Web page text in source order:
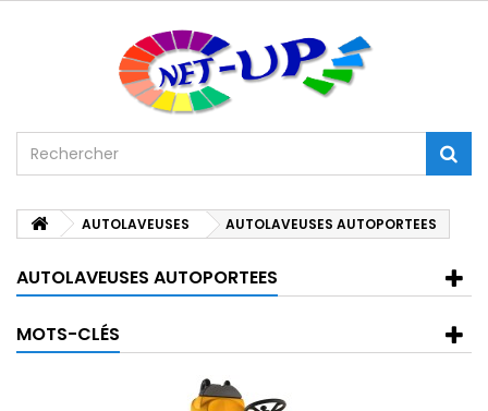
AUTOLAVEUSES AUTOLAVEUSES AUTOPORTEES
AUTOLAVEUSES AUTOPORTEES
MOTS-CLÉS